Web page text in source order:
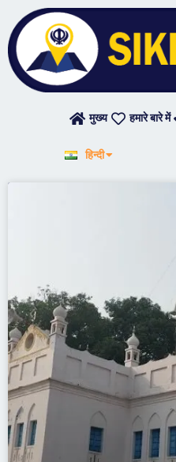
content
मुख्य हमारे बारे में
हिन्दी
ਪੰਜਾਬੀ